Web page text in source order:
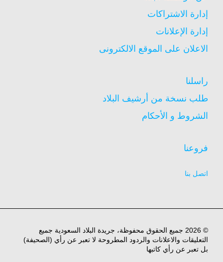
إدارة الاشتراكات
إدارة الإعلانات
الاعلان على الموقع الالكترونى
راسلنا
طلب نسخة من أرشيف البلاد
الشروط و الأحكام
فروعنا
اتصل بنا
© 2026 جميع الحقوق محفوظة، جريدة البلاد السعودية جميع
التعليقات والاعلانات والردود المطروحة لا تعبر عن رأي (الصحيفة)
بل تعبر عن رأي كاتبها